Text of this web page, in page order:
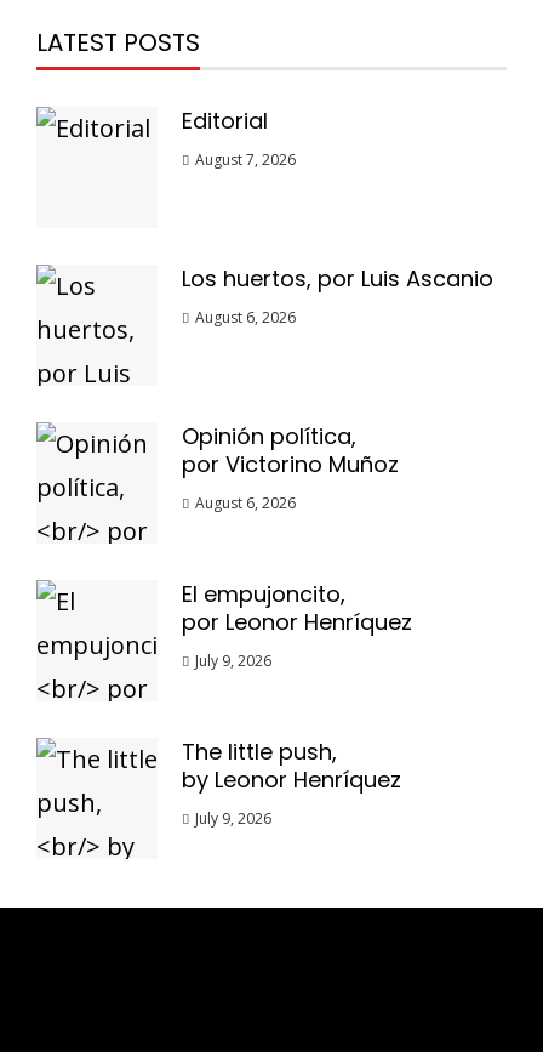
LATEST POSTS
Editorial
August 7, 2026
Los huertos, por Luis Ascanio
August 6, 2026
Opinión política,
por Victorino Muñoz
August 6, 2026
El empujoncito,
por Leonor Henríquez
July 9, 2026
The little push,
by Leonor Henríquez
July 9, 2026